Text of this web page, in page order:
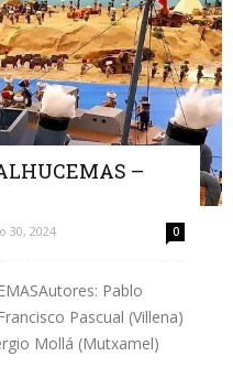
–
30, 2024 0
Pablo
Pascual (Villena)
Mollá (Mutxamel)